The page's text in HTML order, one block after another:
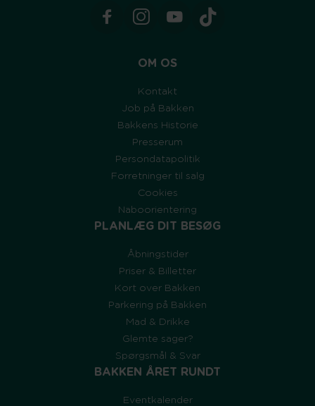
OM OS
Kontakt
Job på Bakken
Bakkens Historie
Presserum
Persondatapolitik
Forretninger til salg
Cookies
Naboorientering
PLANLÆG DIT BESØG
Åbningstider
Priser & Billetter
Kort over Bakken
Parkering på Bakken
Mad & Drikke
Glemte sager?
Spørgsmål & Svar
BAKKEN ÅRET RUNDT
Eventkalender